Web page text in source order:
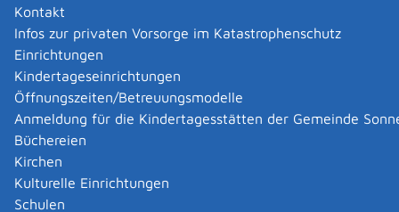
Kontakt
Infos zur privaten Vorsorge im Katastrophenschutz
Einrichtungen
Kindertageseinrichtungen
Öffnungszeiten/Betreuungsmodelle
Anmeldung für die Kindertagesstätten der Gemeinde
Büchereien
Kirchen
Kulturelle Einrichtungen
Schulen
Hauptwohnung ist:
wenn Sie verheiratetet sind oder in
Lebenspartnerschaft leben und nur vorübergehend
getrennt von Ihrer Familie oder Ihrem
Lebenspartner wohnen: die vorwiegend benutzte
Wohnung der Familie oder der
Lebenspartnerschaft.
wenn Sie verheiratetet sind oder in
Lebenspartnerschaft leben und dauernd getrennt